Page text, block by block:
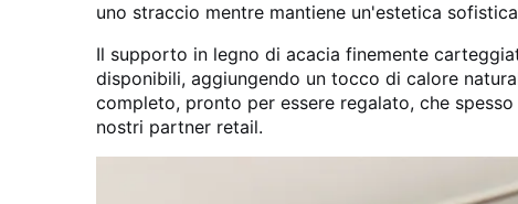
uno straccio mentre mantiene un'estetica
Il supporto in legno di acacia finemente
disponibili, aggiungendo un tocco di calore
completo, pronto per essere regalato, che
nostri partner retail.